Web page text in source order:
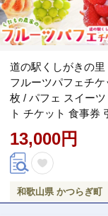
道の駅くしがきの里
フルーツパフェチケ
枚 / パフェ スイーツ
ト チケット 食事券
いちご 桃 柿 シャイ
カット みかん 梨 い
キウイ まりひめ 果
熟 道の駅 かつらぎ
山県【BK-kgr046】
13,000円
和歌山県 かつらぎ町